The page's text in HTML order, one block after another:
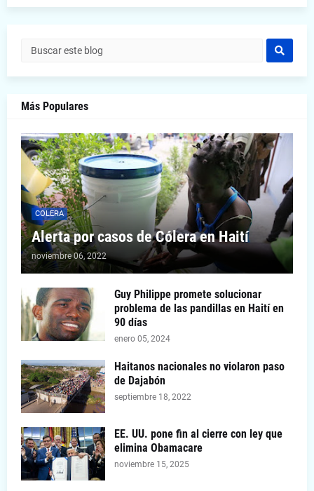
Más Populares
COLERA
Alerta por casos de Cólera en Haití
noviembre 06, 2022
Guy Philippe promete solucionar
problema de las pandillas en Haití en
90 días
enero 05, 2024
Haitanos nacionales no violaron paso
de Dajabón
septiembre 18, 2022
EE. UU. pone fin al cierre con ley que
elimina Obamacare
noviembre 15, 2025